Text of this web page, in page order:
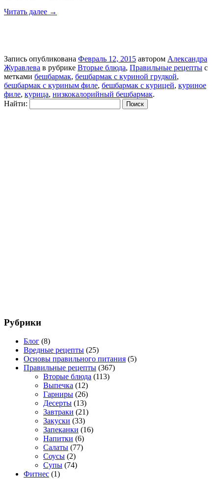
Читать далее →
Запись опубликована Февраль 12, 2015 автором Александра
Журавлева в рубрике Вторые блюда, Правильные рецепты с
метками бешбармак, бешбармак с куриной грудкой,
бешбармак с куриным филе, бешбармак с курицей, куриное
филе, курица, низкокалорийный бешбармак.
Найти:
Рубрики
Блог (8)
Вредные рецепты (25)
Основы правильного питания (5)
Правильные рецепты (367)
Вторые блюда (113)
Выпечка (12)
Гарниры (26)
Десерты (13)
Завтраки (21)
Закуски (33)
Запеканки (16)
Напитки (6)
Салаты (77)
Соусы (2)
Супы (74)
Фитнес (1)